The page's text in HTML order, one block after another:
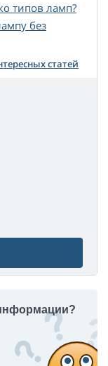
типов ламп?
без
статей